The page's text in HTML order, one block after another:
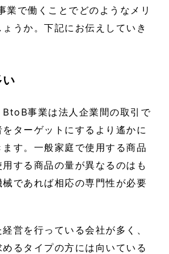
業で働くことでどのようなメリ
うか。下記にお伝えしていき
事業は法人企業間の取引で
ターゲットにするより遙かに
す。一般家庭で使用する商品
する商品の量が異なるのはも
であれば相応の専門性が必要
営を行っている会社が多く、
るタイプの方には向いている